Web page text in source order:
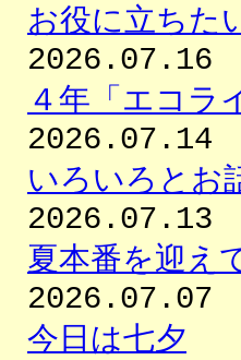
お役に立ちた
2026.07.16
４年「エコラ
2026.07.14
いろいろとお
2026.07.13
夏本番を迎え
2026.07.07
今日は七夕